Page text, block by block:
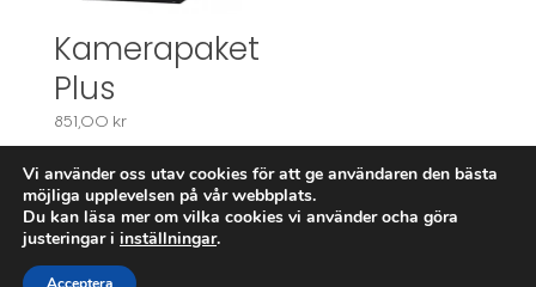
Kamerapaket
Plus
851,00 kr

Ring oss
Vi använder oss utav cookies för att ge användaren den bästa
möjliga upplevelsen på vår webbplats.
Du kan läsa mer om vilka cookies vi använder ocha göra
justeringar i inställningar.